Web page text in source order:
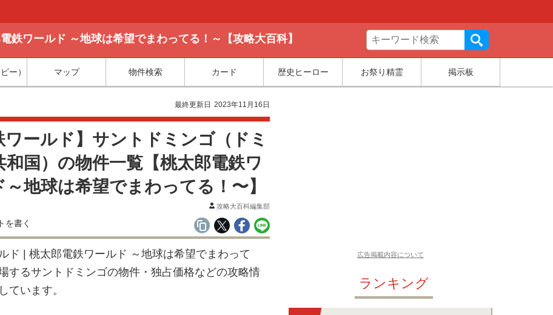
鉄ワールド ～地球は希望でまわってる！～【攻略大百科】
ー） マップ 物件検索 カード 歴史ヒーロー お祭り精霊 掲示板
最終更新日 2023年11月16日
ワールド】サントドミンゴ（ドミ
和国）の物件一覧【桃太郎電鉄ワ
～地球は希望でまわってる！〜】
攻略大百科編集部
ド | 桃太郎電鉄ワールド ～地球は希望でまわって
するサントドミンゴの物件・独占価格などの攻略情
ています。
広告掲載内容について
ランキング